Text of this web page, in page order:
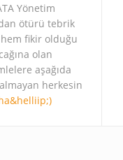
Yönetim
ötürü tebrik
hem fikir olduğu
olan
aşağıda
herkesin